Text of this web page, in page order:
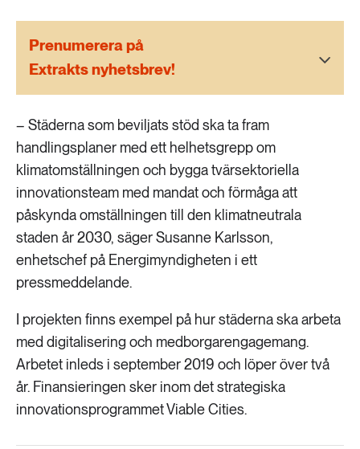
473 ARTIKLAR
Vatten
Prenumerera på
Extrakts nyhetsbrev!
– Städerna som beviljats stöd ska ta fram
handlingsplaner med ett helhetsgrepp om
klimatomställningen och bygga tvärsektoriella
innovationsteam med mandat och förmåga att
påskynda omställningen till den klimatneutrala
staden år 2030, säger Susanne Karlsson,
enhetschef på Energimyndigheten i ett
pressmeddelande.
I projekten finns exempel på hur städerna ska arbeta
med digitalisering och medborgarengagemang.
Arbetet inleds i september 2019 och löper över två
år. Finansieringen sker inom det strategiska
innovationsprogrammet Viable Cities.